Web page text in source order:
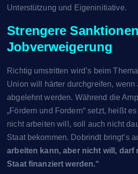
Unterstützung und Eigeninitiative.
Strengere
Jobverweigerung
Richtig umstritten wird’s beim
Union will härter durchgreifen, wenn
abgelehnt werden. Während die
„Fördern und Fordern“ setzt, heißt
nicht arbeiten will, soll auch nicht
Staat bekommen. Dobrindt bringt’s
arbeiten kann, aber nicht will, darf
Staat finanziert werden.“